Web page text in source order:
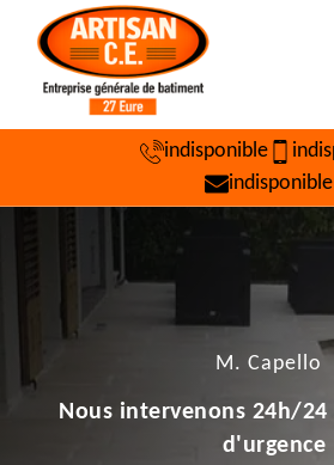
indisponible
indisponible
M. Capello
Nous intervenons 24h/
d'urgence